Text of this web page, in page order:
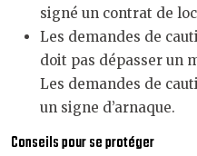
signé un contrat de
Les demandes de
doit pas dépasser un
Les demandes de
un signe d’arnaque.
Conseils pour se protéger